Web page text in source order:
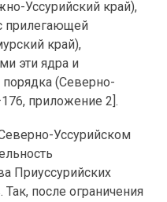
Уссурийский край),
прилегающей
край),
эти ядра и
(Северно-
приложение 2].
Уссурийском
Приуссурийских
после ограничения